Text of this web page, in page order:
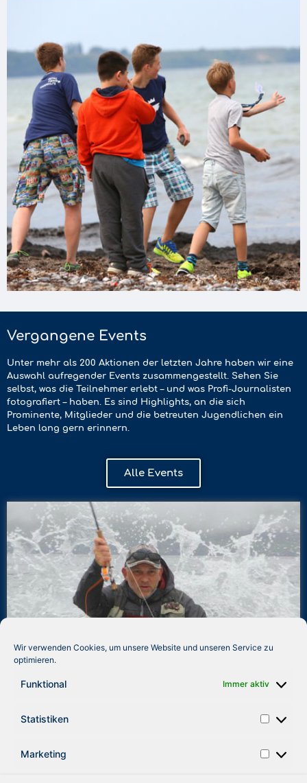
Wir verwenden Cookies, um unsere Website und unseren Service zu
optimieren.
Funktional Immer aktiv
Statistiken
Marketing
Vergangene Events
Unter mehr als 200 Aktionen der letzten Jahre haben wir eine
Auswahl aufregender Events zusammengestellt. Sehen Sie
selbst, was die Teilnehmer erlebt – und was Profi-Journalisten
fotografiert – haben. Es sind Highlights, an die sich
Prominente, Mitglieder und die betreuten Jugendlichen ein
Leben lang gern erinnern.
Alle Events